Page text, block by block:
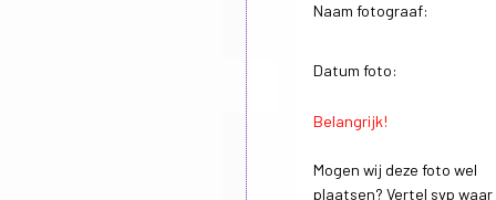
Naam fotograaf:
Datum foto:
Belangrijk!
Mogen wij deze foto wel
plaatsen? Vertel svp waar